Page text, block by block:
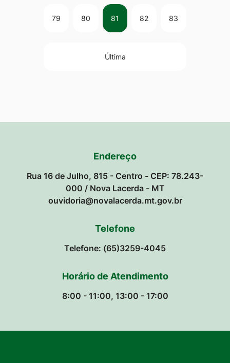
79 80 81 82 83
Última
Endereço
Rua 16 de Julho, 815 - Centro - CEP: 78.243-
000 / Nova Lacerda - MT
ouvidoria@novalacerda.mt.gov.br
Telefone
Telefone: (65)3259-4045
Horário de Atendimento
8:00 - 11:00, 13:00 - 17:00